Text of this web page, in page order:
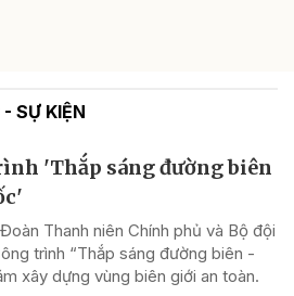
SỰ KIỆN
'Thắp sáng đường biên
Thanh niên Chính phủ và Bộ đội
trình “Thắp sáng đường biên -
xây dựng vùng biên giới an toàn.